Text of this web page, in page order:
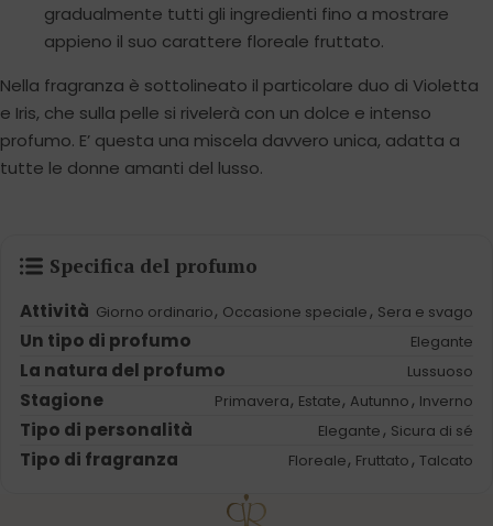
gradualmente tutti gli ingredienti fino a mostrare
appieno il suo carattere floreale fruttato.
Nella fragranza è sottolineato il particolare duo di Violetta
e Iris, che sulla pelle si rivelerà con un dolce e intenso
profumo. E’ questa una miscela davvero unica, adatta a
tutte le donne amanti del lusso.
Specifica del profumo
Attività Giorno ordinario, Occasione speciale , Sera e svago
Un tipo di profumo Elegante
La natura del profumo Lussuoso
Stagione Primavera, Estate, Autunno , Inverno
Tipo di personalità Elegante , Sicura di sé
Tipo di fragranza Floreale, Fruttato , Talcato